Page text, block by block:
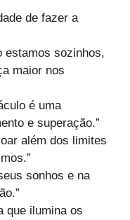
de fazer a
estamos sozinhos,
maior nos
é uma
e superação.”
além dos limites
sonhos e na
que ilumina os